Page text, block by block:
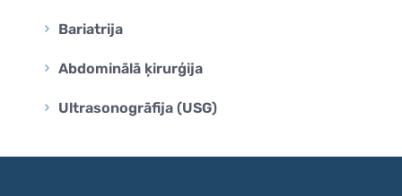
Bariatrija
Abdominālā ķirurģija
Ultrasonogrāfija (USG)